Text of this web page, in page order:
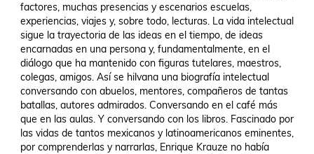
factores, muchas presencias y escenarios escuelas,
experiencias, viajes y, sobre todo, lecturas. La vida intelectual
sigue la trayectoria de las ideas en el tiempo, de ideas
encarnadas en una persona y, fundamentalmente, en el
diálogo que ha mantenido con figuras tutelares, maestros,
colegas, amigos. Así se hilvana una biografía intelectual
conversando con abuelos, mentores, compañeros de tantas
batallas, autores admirados. Conversando en el café más
que en las aulas. Y conversando con los libros. Fascinado por
las vidas de tantos mexicanos y latinoamericanos eminentes,
por comprenderlas y narrarlas, Enrique Krauze no había